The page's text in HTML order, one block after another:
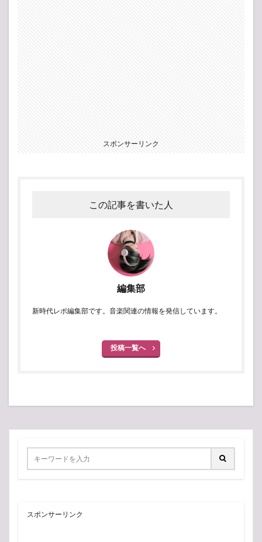
スポンサーリンク
この記事を書いた人
編集部
新時代レポ編集部です。音楽関連の情報を発信しています。
投稿一覧へ
スポンサーリンク